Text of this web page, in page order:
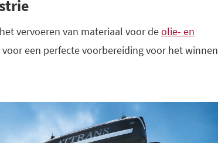
vervoeren van materiaal voor deolie- en
een perfecte voorbereiding voor het winnen